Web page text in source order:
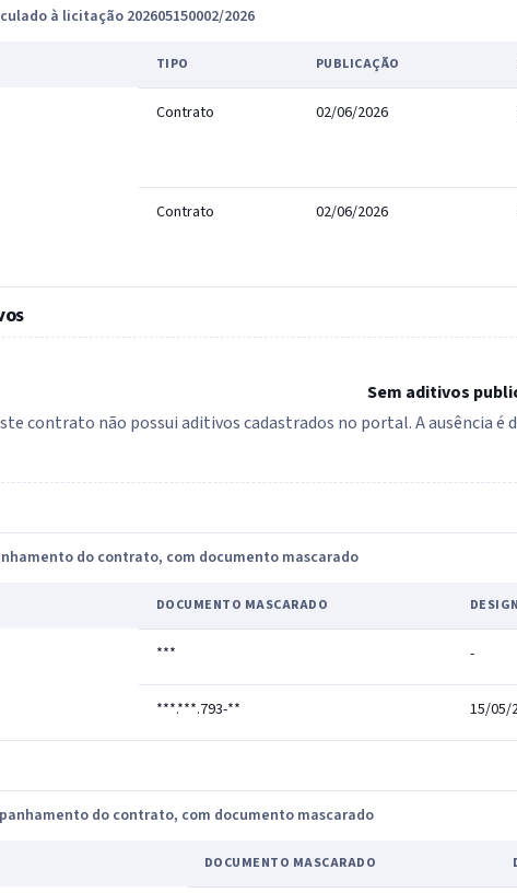
à licitação 202605150002/2026
TIPO PUBLICAÇÃO
Contrato 02/06/2026
Contrato 02/06/2026
Sem aditivos
contrato não possui aditivos cadastrados no portal. A ausência
do contrato, com documento mascarado
DOCUMENTO MASCARADO
*** -
***.***.793-** 15/05/
do contrato, com documento mascarado
DOCUMENTO MASCARADO